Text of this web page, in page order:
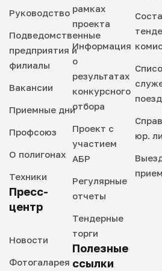
Руководство
Подведомственные
предприятия и
филиалы
Вакансии
Приемные дни
Профсоюз
О полигонах
Техники
Пресс-
центр
Новости
Фотогаларея
рамках
проекта
Информация
о
результатах
конкурсного
отбора
Проект с
участием
АБР
Регулярные
отчеты
Тендерные
торги
Полезные
ссылки
юр.
прием